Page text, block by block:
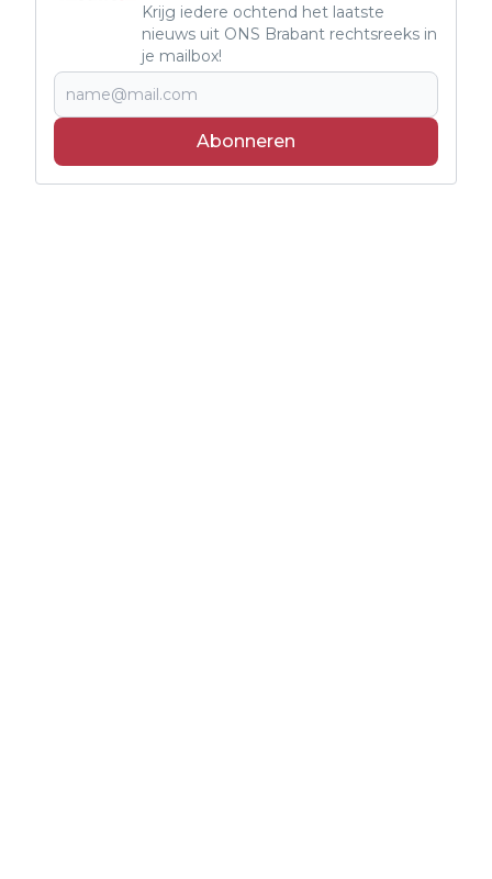
Krijg iedere ochtend het laatste
nieuws uit ONS Brabant rechtsreeks in
je mailbox!
Abonneren